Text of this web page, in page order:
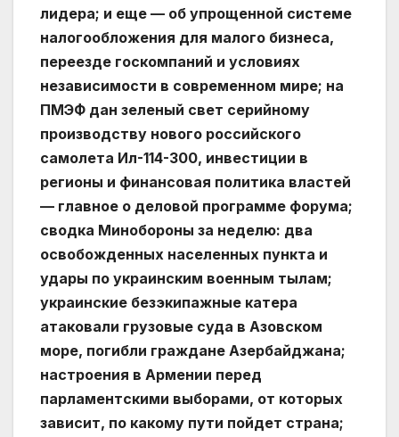
лидера; и еще — об упрощенной системе
налогообложения для малого бизнеса,
переезде госкомпаний и условиях
независимости в современном мире; на
ПМЭФ дан зеленый свет серийному
производству нового российского
самолета Ил-114-300, инвестиции в
регионы и финансовая политика властей
— главное о деловой программе форума;
сводка Минобороны за неделю: два
освобожденных населенных пункта и
удары по украинским военным тылам;
украинские безэкипажные катера
атаковали грузовые суда в Азовском
море, погибли граждане Азербайджана;
настроения в Армении перед
парламентскими выборами, от которых
зависит, по какому пути пойдет страна;